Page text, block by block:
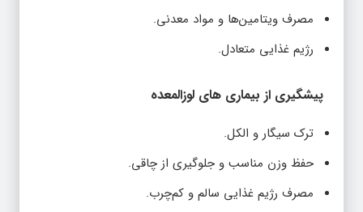
مصرف ویتامین‌ها و مواد معدنی.
رژیم غذایی متعادل.
پیشگیری از بیماری‌ های لوزالمعده
ترک سیگار و الکل.
حفظ وزن مناسب و جلوگیری از چاقی.
مصرف رژیم غذایی سالم و کم‌چرب.